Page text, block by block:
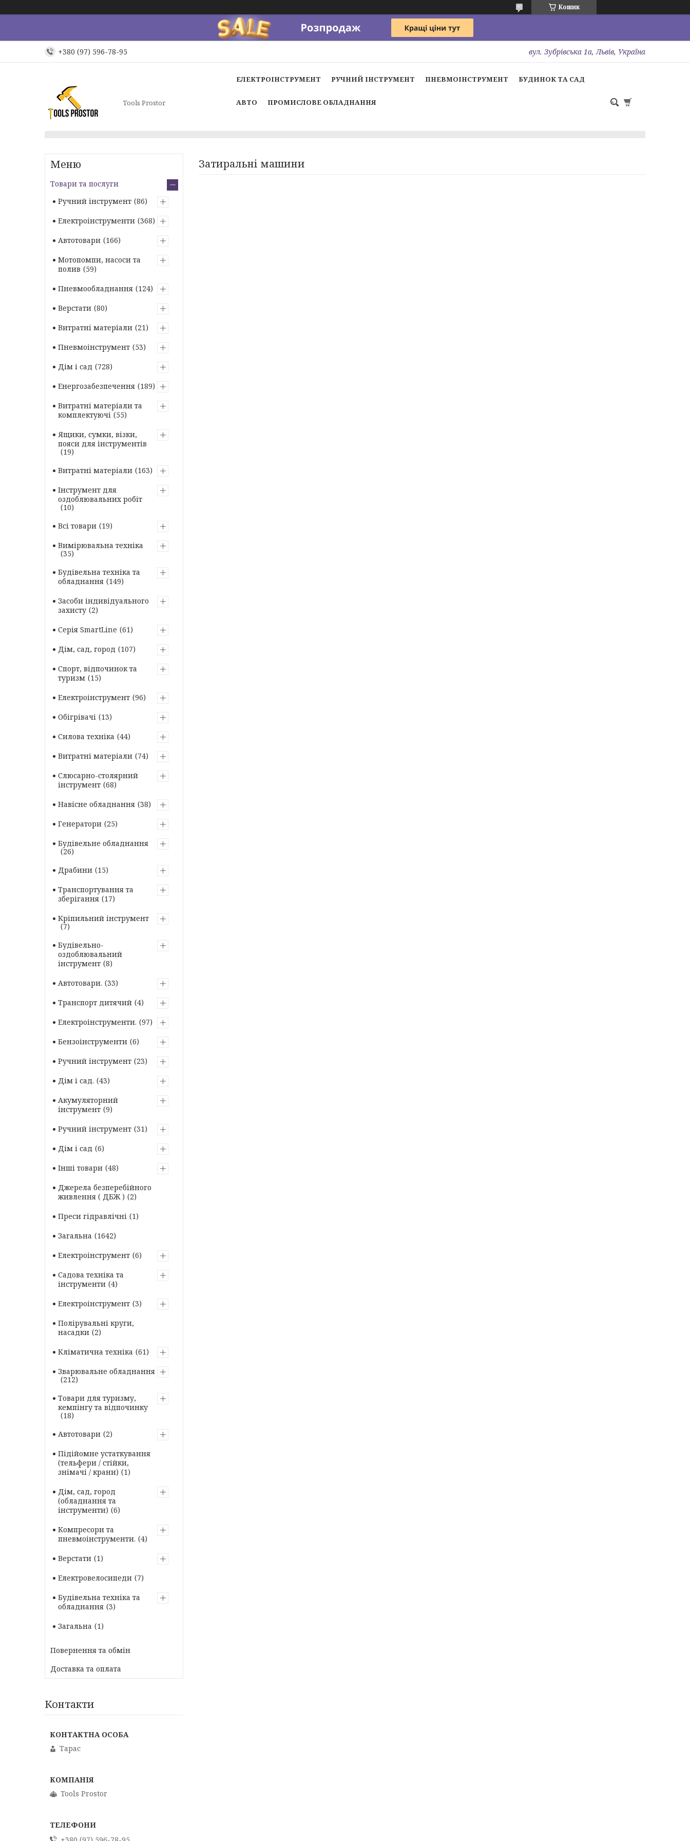
Кошик
+380 (97) 596-78-95 вул. Зубрівська 1а, Львів, Україна
Tools Prostor
ЕЛЕКТРОІНСТРУМЕНТ РУЧНИЙ ІНСТРУМЕНТ ПНЕВМОІНСТРУМЕНТ БУДИНОК ТА САД
АВТО ПРОМИСЛОВЕ ОБЛАДНАННЯ
Затиральні машини
Товари та послуги
Ручний інструмент 86
Електроінструменти 368
Автотовари 166
Мотопомпи, насоси та
полив
59
Пневмообладнання 124
Верстати 80
Витратні матеріали 21
Пневмоінструмент 53
Дім і сад
728
Енергозабезпечення 189
Витратні матеріали та
комплектуючі
55
Ящики, сумки, візки,
пояси для інструментів
19
Витратні матеріали 163
Інструмент для
оздоблювальних робіт
10
Всі товари 19
Вимірювальна техніка
35
Будівельна техніка та
обладнання 149
Засоби індивідуального
захисту 2
Серія SmartLine 61
Дім, сад, город
107
Спорт, відпочинок та
туризм 15
Електроінструмент 96
Обігрівачі
13
Силова техніка 44
Витратні матеріали 74
Слюсарно-столярний
інструмент 68
Навісне обладнання 38
Генератори 25
Будівельне обладнання
26
Драбини 15
Транспортування та
зберігання 17
Кріпильний інструмент
7
Будівельно-
оздоблювальний
інструмент 8
Автотовари. 33
Транспорт дитячий 4
Електроінструменти. 97
Бензоінструменти 6
Ручний інструмент 23
Дім і сад. 43
Акумуляторний
інструмент 9
Ручний інструмент 31
Дім і сад 6
Інші товари 48
Джерела безперебійного
живлення ( ДБЖ )
2
Преси гідравлічні
1
Загальна
1642
Електроінструмент 6
Садова техніка та
інструменти 4
Електроінструмент 3
Полірувальні круги,
насадки 2
Кліматична техніка 61
Зварювальне обладнання
212
Товари для туризму,
кемпінгу та відпочинку
18
Автотовари 2
Підійомне устаткування
(тельфери / стійки,
знімачі / крани)
1
Дім, сад, город
(обладнання та
інструменти) 6
Компресори та
пневмоінструменти. 4
Верстати 1
Електровелосипеди 7
Будівельна техніка та
обладнання 3
Загальна
1
Повернення та обмін
Доставка та оплата
Контакти
Тарас
Tools Prostor